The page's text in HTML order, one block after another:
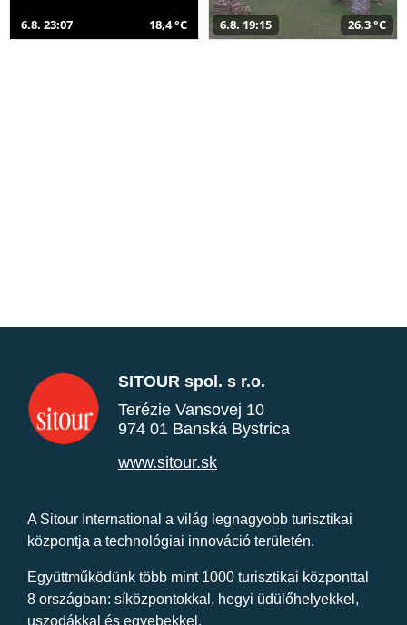
6.8. 23:07 18,4 °C 6.8. 19:15 26,3 °C
SITOUR spol. s r.o.
Terézie Vansovej 10
974 01 Banská Bystrica
www.sitour.sk
A Sitour International a világ legnagyobb turisztikai
központja a technológiai innováció területén.
Együttműködünk több mint 1000 turisztikai központtal
8 országban: síközpontokkal, hegyi üdülőhelyekkel,
uszodákkal és egyebekkel.